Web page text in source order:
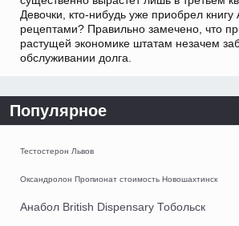
Девочки, кто-нибудь уже приобрел книгу
рецептами? Правильно замечено, что
растущей экономике штатам незачем
обслуживании долга.
Популярное
Тестостерон Львов
Оксандролон Пропионат стоимость Новошахтинск
Анабол British Dispensary Тобольск